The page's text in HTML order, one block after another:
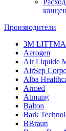
Производители
3M
Aerogen
Air Liquide
AirSep
Alba
Armed
Atmung
Balton
Bark
BBraun